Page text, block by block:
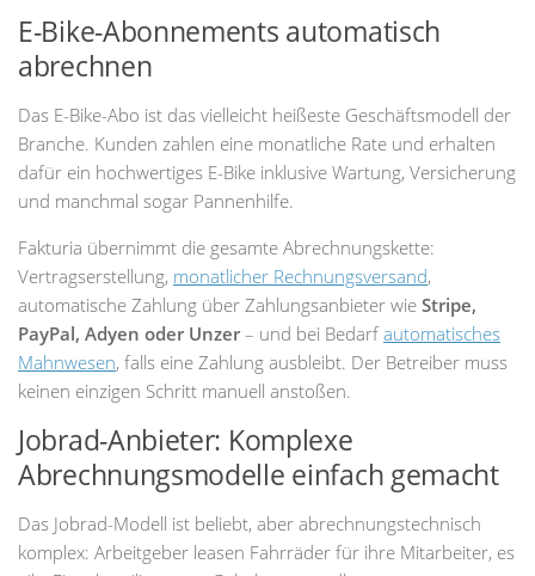
E-Bike-Abonnements automatisch
abrechnen
Das E-Bike-Abo ist das vielleicht heißeste Geschäftsmodell der
Branche. Kunden zahlen eine monatliche Rate und erhalten
dafür ein hochwertiges E-Bike inklusive Wartung, Versicherung
und manchmal sogar Pannenhilfe.
Fakturia übernimmt die gesamte Abrechnungskette:
Vertragserstellung, monatlicher Rechnungsversand,
automatische Zahlung über Zahlungsanbieter wie Stripe,
PayPal, Adyen oder Unzer – und bei Bedarf automatisches
Mahnwesen, falls eine Zahlung ausbleibt. Der Betreiber muss
keinen einzigen Schritt manuell anstoßen.
Jobrad-Anbieter: Komplexe
Abrechnungsmodelle einfach gemacht
Das Jobrad-Modell ist beliebt, aber abrechnungstechnisch
komplex: Arbeitgeber leasen Fahrräder für ihre Mitarbeiter, es